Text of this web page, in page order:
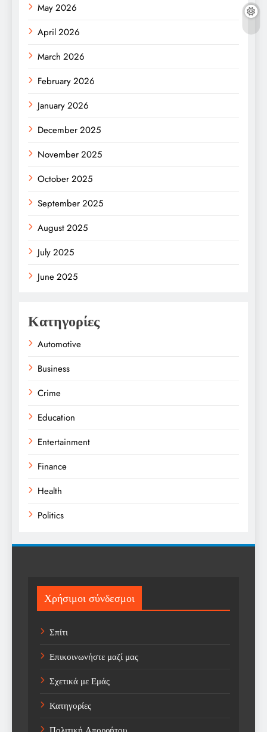
May 2026
April 2026
March 2026
February 2026
January 2026
December 2025
November 2025
October 2025
September 2025
August 2025
July 2025
June 2025
Κατηγορίες
Automotive
Business
Crime
Education
Entertainment
Finance
Health
Politics
Sports
Technology
Trending
Weather
Αγορά
Αγορά Εργασίας
Χρήσιμοι σύνδεσμοι
Σπίτι
Επικοινωνήστε μαζί μας
Σχετικά με Εμάς
Κατηγορίες